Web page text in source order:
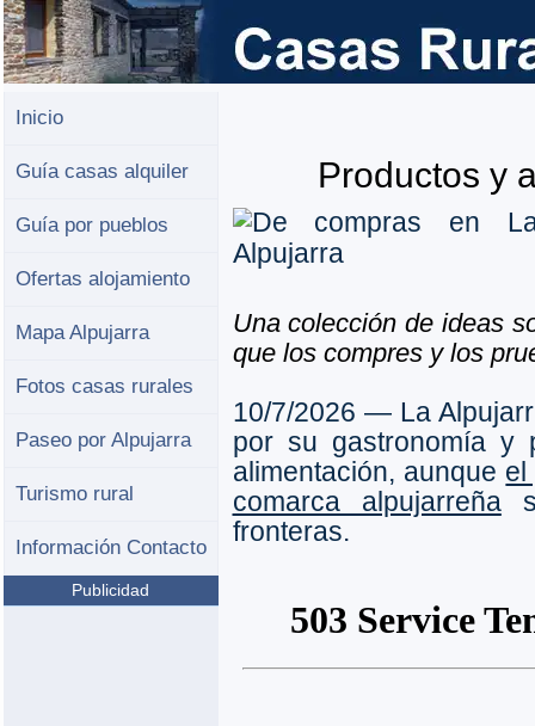
Productos y
Una colección de ideas
que los compres y los
10/7/2026 ― La
por su gastronomía y
alimentación, aunque el
comarca alpujarreña
fronteras.
Inicio
Guía casas alquiler
Guía por pueblos
Ofertas alojamiento
Mapa Alpujarra
Fotos casas rurales
Paseo por Alpujarra
Turismo rural
Información Contacto
Publicidad